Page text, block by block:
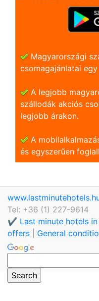
Magyarországi
csomagajánlatai egy
A legjobb
szállodák akciós
legjobb árakon.
A
és egyszerũen
Tel: +36 (1) 227-9614
✔️ Last minute hotels
offers
General